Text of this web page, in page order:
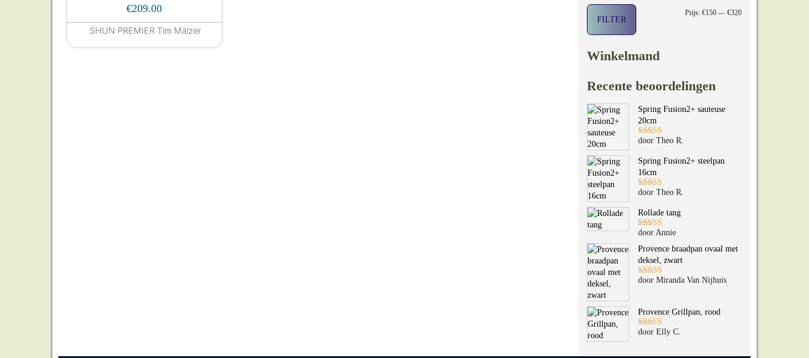
€209.00
SHUN PREMIER Tim Mälzer
Min. prijs
Max. prijs
FILTER
Prijs: €150 — €320
Winkelmand
Recente beoordelingen
Spring Fusion2+ sauteuse
20cm
Gewaardeerd
door Theo R.
Spring Fusion2+ steelpan
16cm
Gewaardeerd
door Theo R.
Rollade tang
Gewaardeerd
5uit 5
door Annie
Provence braadpan ovaal met
deksel, zwart
Gewaardeerd
door Miranda Van Nijhuis
Provence Grillpan, rood
Gewaardeerd
door Elly C.